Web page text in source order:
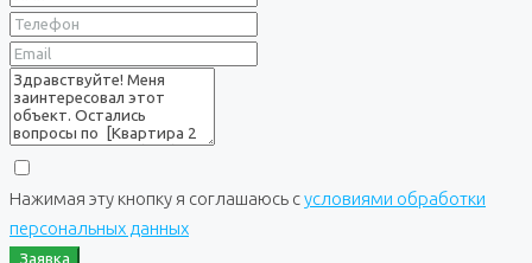
Нажимая эту кнопку я соглашаюсь сусловиями обработки
персональных данных
Заявка